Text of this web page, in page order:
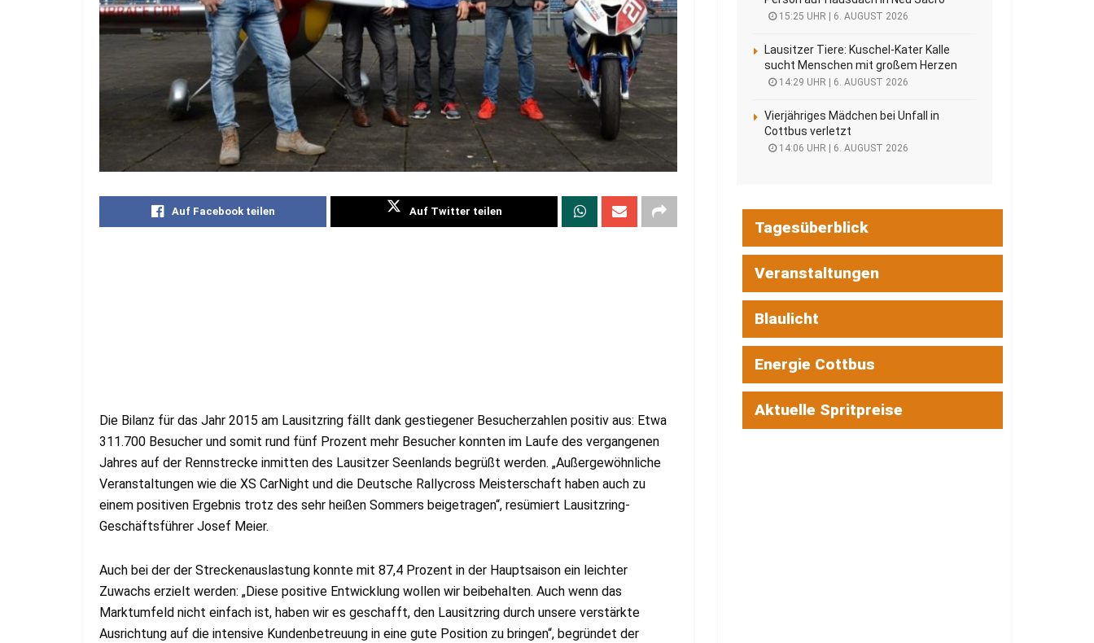
Auf Facebook teilen Auf Twitter teilen
Die Bilanz für das Jahr 2015 am Lausitzring fällt dank gestiegener Besucherzahlen positiv aus: Etwa
311.700 Besucher und somit rund fünf Prozent mehr Besucher konnten im Laufe des vergangenen
Jahres auf der Rennstrecke inmitten des Lausitzer Seenlands begrüßt werden. „Außergewöhnliche
Veranstaltungen wie die XS CarNight und die Deutsche Rallycross Meisterschaft haben auch zu
einem positiven Ergebnis trotz des sehr heißen Sommers beigetragen“, resümiert Lausitzring-
Geschäftsführer Josef Meier.
Auch bei der der Streckenauslastung konnte mit 87,4 Prozent in der Hauptsaison ein leichter
Zuwachs erzielt werden: „Diese positive Entwicklung wollen wir beibehalten. Auch wenn das
Marktumfeld nicht einfach ist, haben wir es geschafft, den Lausitzring durch unsere verstärkte
Ausrichtung auf die intensive Kundenbetreuung in eine gute Position zu bringen“, begründet der
15:25 UHR | 6. AUGUST 2026
Lausitzer Tiere: Kuschel-Kater Kalle
sucht Menschen mit großem Herzen
14:29 UHR | 6. AUGUST 2026
Vierjähriges Mädchen bei Unfall in
Cottbus verletzt
14:06 UHR | 6. AUGUST 2026
Tagesüberblick
Veranstaltungen
Blaulicht
Energie Cottbus
Aktuelle Spritpreise